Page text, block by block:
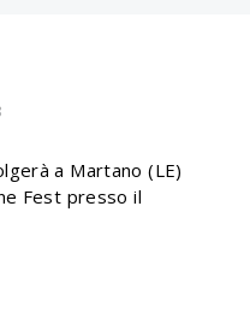
a Martano (LE)
Fest presso il